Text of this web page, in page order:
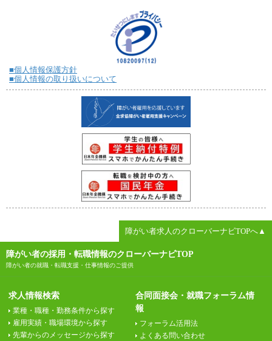
■個人情報保護方針
■個人情報の取り扱いについて
障がい者求人のクローバーナビTOPへ▲
障がい者の採用・転職情報のクローバーナビTOP
障がい者の就職・転職支援・仕事情報のご提供
求人情報検索
業種・職種・勤務条件から探す
雇用実績・職場環境から探す
先輩からのメッセージから探す
合同面接会・就職フォーラム情
報
フォーラム活用法
よくある問い合わせ